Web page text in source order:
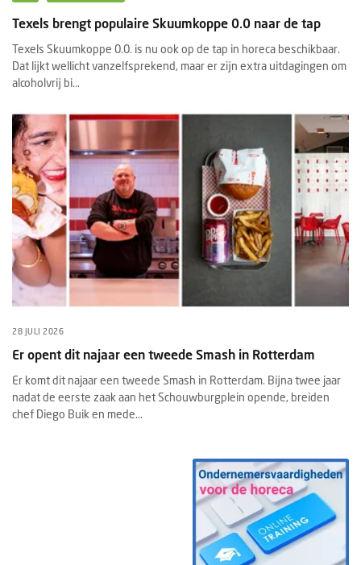
Texels brengt populaire Skuumkoppe 0.0 naar de tap
Texels Skuumkoppe 0.0. is nu ook op de tap in horeca beschikbaar.
Dat lijkt wellicht vanzelfsprekend, maar er zijn extra uitdagingen om
alcoholvrij bi...
28 JULI 2026
Er opent dit najaar een tweede Smash in Rotterdam
Er komt dit najaar een tweede Smash in Rotterdam. Bijna twee jaar
nadat de eerste zaak aan het Schouwburgplein opende, breiden
chef Diego Buik en mede...